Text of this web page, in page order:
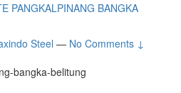
PANGKALPINANG BANGKA
Steel — No Comments ↓
bangka-belitung